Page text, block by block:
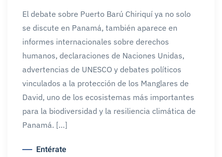
El debate sobre Puerto Barú Chiriquí ya no solo
se discute en Panamá, también aparece en
informes internacionales sobre derechos
humanos, declaraciones de Naciones Unidas,
advertencias de UNESCO y debates políticos
vinculados a la protección de los Manglares de
David, uno de los ecosistemas más importantes
para la biodiversidad y la resiliencia climática de
Panamá. […]
Entérate